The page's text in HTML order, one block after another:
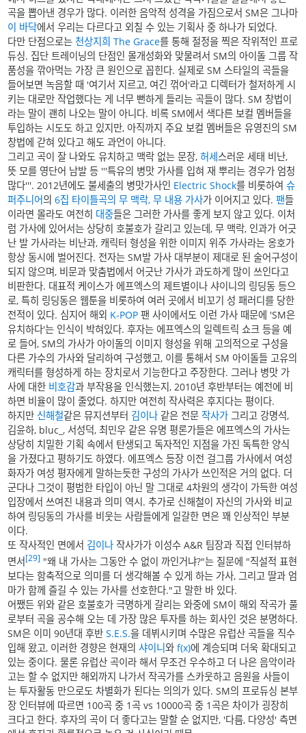
곡을 뽑아낸 경우가 많다. 이러한 음악적 성격을 가짐으로서 SM은 그나마
이 바닥에서 우리는 다르다고 외칠 수 있는 기획사 중 하나가 되었다.
다만 단점으로는 천상지희 The Grace를 통해 절정을 찍은 작위적인 프로
듀싱. 집단 트레이닝의 단점인 몰개성화와 맞물려서 SM의 아이돌 그룹 작
품성을 깎아먹는 가장 큰 원인으로 꼽힌다. 실제로 SM 스타일의 곡들을
들어보면 녹음할 때 '여기서 지르고, 여긴 꺾어'라고 디렉터가 철저하게 시
키는 대로만 작업했다는 게 너무 뻔하게 들리는 곡들이 많다. SM 창법이
라는 말이 괜히 나오는 말이 아니다. 비록 SM에서 색다른 보컬 멤버들을
투입하는 시도도 하고 있지만, 아직까지 주요 보컬 멤버들은 유영진의 SM
창법에 갇혀 있다고 해도 과언이 아니다.
그리고 곡이 잘 나와도 유치하고 맥락 없는 문장,허세스러운 세태 비난,
뜻 모를 영단어 남발 등 '''특유의 병맛 가사를 입혀 재 뿌리는 경우가 엄청
많다'''. 2012년에도 불세출의 병맛가사인 Electric Shock를 비롯하여슈
퍼주니어의6집 타이틀곡의 무 맥락, 무 내용 가사가 이어지고 있다.팬들
이라면 몰라도 여전히 대중들은 그러한 가사를 좋게 보지 않고 있다. 이처
럼 가사에 있어서는 상당히 호불호가 갈리고 있는데, 무 맥락, 인과가 어긋
난 발 가사라는 비난과, 캐릭터 형성을 위한 이미지 위주 가사라는 옹호가
항상 동시에 벌어진다. 전자는 SM발 가사 대부분이 제대로 된 술어구성이
되지 않으며, 비문과 맞춤법에서 어긋난 가사가 과도하게 많이 쓰인다고
비판한다. 대표적 케이스가 에프엑스의 제트별이나 샤이니의 링딩동 등으
로, 특히 링딩동은 웹툰을 비롯하여 여러 곳에서 비꼬기 성 패러디를 당한
전적이 있다. 심지어 해외 K-POP 팬 사이에서도 이런 가사 때문에 'SM은
유치하다'는 인식이 박혀있다. 후자는 에프엑스의 일렉트릭 쇼크 등을 예
로 들어, SM의 가사가 아이돌의 이미지 형성을 위해 고의적으로 구성을
다른 가수의 가사와 달리하여 구성했고, 이를 통해서 SM 아이돌들 고유의
캐릭터를 형성하게 하는 장치로서 기능한다고 주장한다. 그러나 병맛 가
사에 대한 비호감과 부작용을 인식했는지, 2010년 후반부터는 예전에 비
하면 비율이 많이 줄었다. 하지만 여전히 작사력은 후지다는 평이다.
하지만 신해철같은 뮤지션부터 김이나 같은 전문작사가 그리고 강명석,
김윤하, bluc_, 서성덕, 최민우 같은 유명 평론가들은 에프엑스의 가사는
상당히 치밀한 기획 속에서 탄생되고 독자적인 지점을 가진 독특한 양식
을 가졌다고 평하기도 하였다. 에프엑스 등장 이전 걸그룹 가사에서 여성
화자가 여성 평자에게 말하는듯한 구성의 가사가 쓰인적은 거의 없다. 더
군다나 그것이 평범한 타입이 아닌 말 그대로 4차원의 생각이 가득한 여성
입장에서 쓰여진 내용과 의미 역시. 추가로 신해철이 자신의 가사와 비교
하여 링딩동의 가사를 비웃는 사람들에게 일갈한 면은 꽤 인상적인 부분
이다.
또 작사적인 면에서 김이나 작사가가 이성수 A&R 팀장과 직접 인터뷰하
면서[29] "왜 내 가사는 그동안 수 없이 까인거냐?"는 질문에 "직설적 표현
보다는 함축적으로 의미를 더 생각해볼 수 있게 하는 가사, 그리고 딸과 엄
마가 함께 즐길 수 있는 가사를 선호한다."고 말한 바 있다.
어쨌든 위와 같은 호불호가 극명하게 갈리는 와중에 SM이 해외 작곡가 풀
로부터 곡을 공수해 오는 데 가장 많은 투자를 하는 회사인 것은 분명하다.
SM은 이미 90년대 후반S.E.S.을 데뷔시키며 수많은 유럽산 곡들을 직수
입해 왔고, 이러한 경향은 현재의샤이니와f(x)에 계승되며 더욱 확대되고
있는 중이다. 물론 유럽산 곡이라 해서 무조건 우수하고 더 나은 음악이라
고는 할 수 없지만 해외까지 나가서 작곡가를 스카웃하고 음원을 사들이
는 투자활동 만으로도 차별화가 된다는 의의가 있다. SM의 프로듀싱 본부
장 인터뷰에 따르면 100곡 중 1곡 vs 10000곡 중 1곡은 차이가 굉장히
크다고 한다. 후자의 곡이 더 좋다고는 말할 순 없지만, '다름, 다양성' 측면